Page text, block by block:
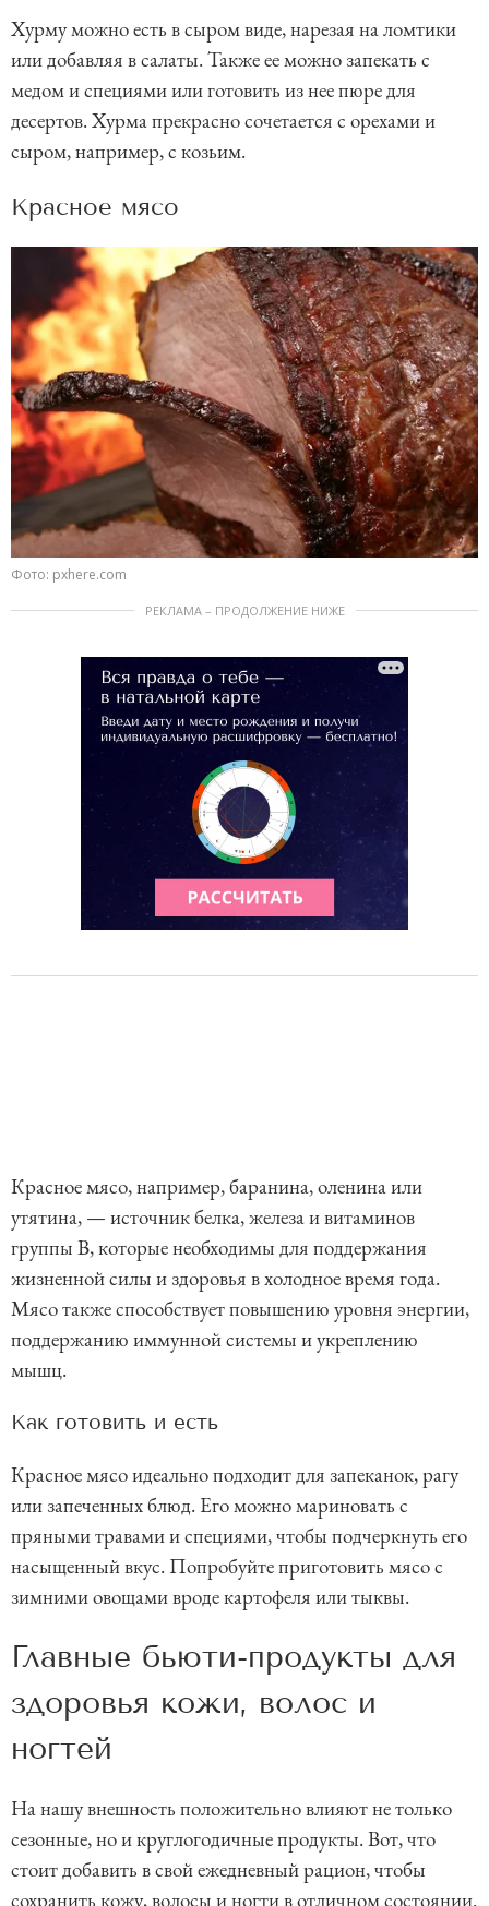
Хурму можно есть в сыром виде, нарезая на ломтики
или добавляя в салаты. Также ее можно запекать с
медом и специями или готовить из нее пюре для
десертов. Хурма прекрасно сочетается с орехами и
сыром, например, с козьим.
Красное мясо
Фото: pxhere.com
РЕКЛАМА – ПРОДОЛЖЕНИЕ НИЖЕ
Красное мясо, например, баранина, оленина или
утятина, — источник белка, железа и витаминов
группы B, которые необходимы для поддержания
жизненной силы и здоровья в холодное время года.
Мясо также способствует повышению уровня энергии,
поддержанию иммунной системы и укреплению
мышц.
Как готовить и есть
Красное мясо идеально подходит для запеканок, рагу
или запеченных блюд. Его можно мариновать с
пряными травами и специями, чтобы подчеркнуть его
насыщенный вкус. Попробуйте приготовить мясо с
зимними овощами вроде картофеля или тыквы.
Главные бьюти-продукты для
здоровья кожи, волос и
ногтей
На нашу внешность положительно влияют не только
сезонные, но и круглогодичные продукты. Вот, что
стоит добавить в свой ежедневный рацион, чтобы
сохранить кожу, волосы и ногти в отличном состоянии.